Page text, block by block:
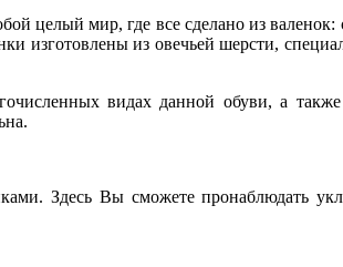
целый мир, где все сделано из
изготовлены из овечьей шерсти,
видах данной обуви, а
Здесь Вы сможете пронаблюдать